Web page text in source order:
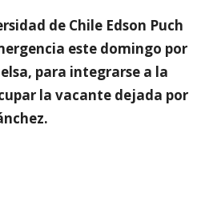
de Chile Edson Puch
este domingo por
para integrarse a la
la vacante dejada por